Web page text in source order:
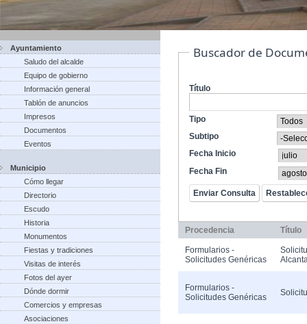
Ayuntamiento
Saludo del alcalde
Equipo de gobierno
Información general
Tablón de anuncios
Impresos
Documentos
Eventos
Municipio
Cómo llegar
Directorio
Escudo
Historia
Monumentos
Fiestas y tradiciones
Visitas de interés
Fotos del ayer
Dónde dormir
Comercios y empresas
Asociaciones
Buscador de
Título
Tipo
Subtipo
Fecha Inicio
Fecha Fin
Procedencia Título
Formularios -
Solicitudes Genéricas
Formularios -
Solicitudes Genéricas